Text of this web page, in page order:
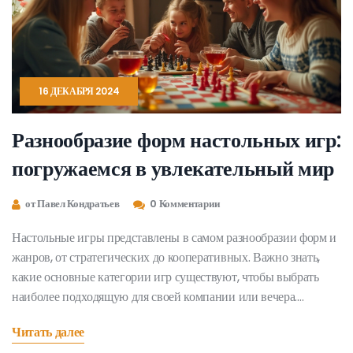
16 ДЕКАБРЯ 2024
Разнообразие форм настольных игр:
погружаемся в увлекательный мир
от Павел Кондратьев 0 Комментарии
Настольные игры представлены в самом разнообразии форм и
жанров, от стратегических до кооперативных. Важно знать,
какие основные категории игр существуют, чтобы выбрать
наиболее подходящую для своей компании или вечера.
настольных игр бывают, а также узнаем интересные факты об
Читать далее